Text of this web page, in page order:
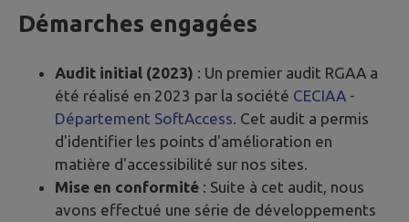
Démarches engagées
Audit initial (2023) : Un premier audit RGAA a
été réalisé en 2023 par la société CECIAA -
Département SoftAccess . Cet audit a permis
d'identifier les points d'amélioration en
matière d'accessibilité sur nos sites.
Mise en conformité : Suite à cet audit, nous
avons effectué une série de développements